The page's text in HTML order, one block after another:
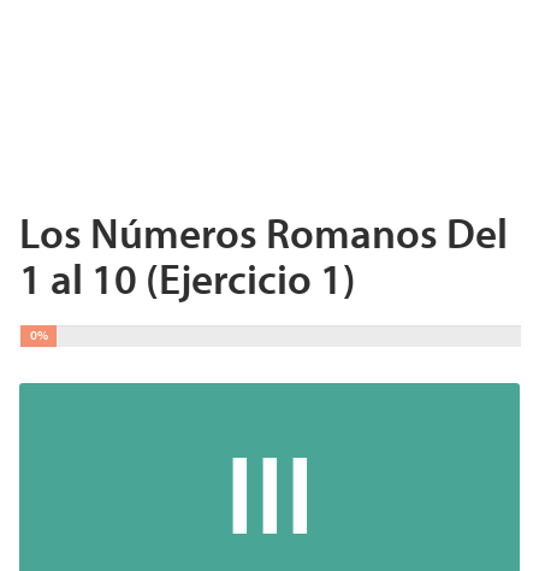
Los Números Romanos Del
1 al 10 (Ejercicio 1)
0%
III